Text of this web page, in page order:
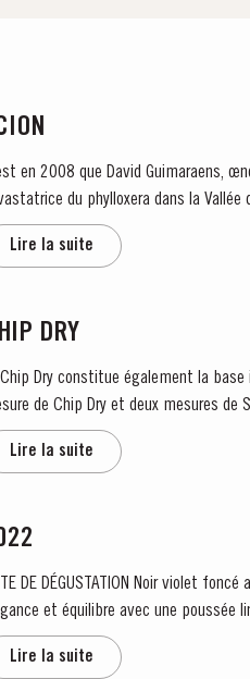
en 2008 que David Guimaraens,
du phylloxera dans la
Lire la suite
DRY
Chip Dry constitue également la
de Chip Dry et deux mesures de
zeste de citron. C’est en 1934 que Taylor...
Lire la suite
Noir violet foncé avec un bord magenta étroit. Nez exubérant, puissant, frais de cassis et de cerise. Finesse,
et équilibre avec une poussée
Lire la suite